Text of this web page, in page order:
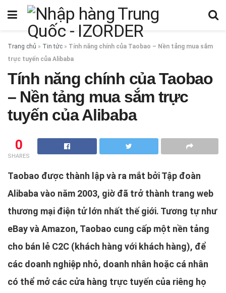
Trang chủ » Tin tức » Tính năng chính của Taobao – Nền tảng mua sắm
trực tuyến của Alibaba
Tính năng chính của Taobao
– Nền tảng mua sắm trực
tuyến của Alibaba
0
SHARES
Taobao được thành lập và ra mắt bởi Tập đoàn
Alibaba vào năm 2003, giờ đã trở thành trang web
thương mại điện tử lớn nhất thế giới. Tương tự như
eBay và Amazon, Taobao cung cấp một nền tảng
cho bán lẻ C2C (khách hàng với khách hàng), để
các doanh nghiệp nhỏ, doanh nhân hoặc cá nhân
có thể mở các cửa hàng trực tuyến của riêng họ